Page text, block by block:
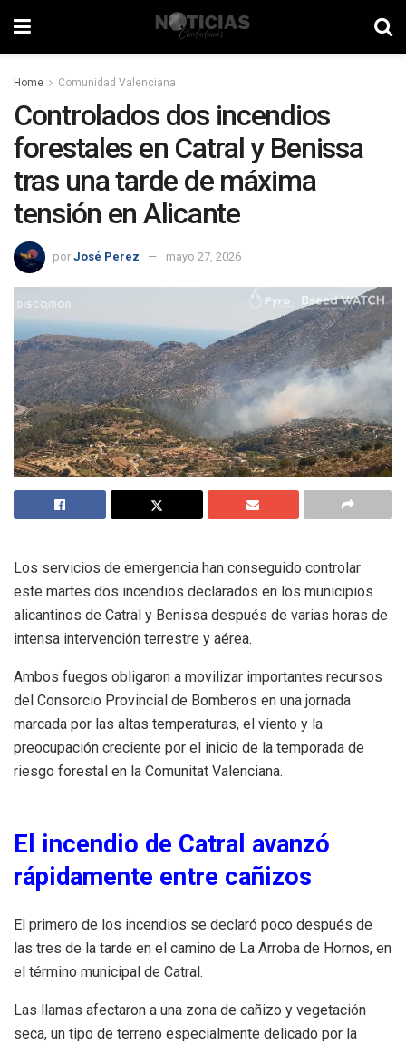
Home Comunidad Valenciana
Controlados dos incendios
forestales en Catral y Benissa
tras una tarde de máxima
tensión en Alicante
por José Perez mayo 27, 2026
Los servicios de emergencia han conseguido controlar
este martes dos incendios declarados en los municipios
alicantinos de Catral y Benissa después de varias horas de
intensa intervención terrestre y aérea.
Ambos fuegos obligaron a movilizar importantes recursos
del Consorcio Provincial de Bomberos en una jornada
marcada por las altas temperaturas, el viento y la
preocupación creciente por el inicio de la temporada de
riesgo forestal en la Comunitat Valenciana.
El incendio de Catral avanzó
rápidamente entre cañizos
El primero de los incendios se declaró poco después de
las tres de la tarde en el camino de La Arroba de Hornos, en
el término municipal de Catral.
Las llamas afectaron a una zona de cañizo y vegetación
seca, un tipo de terreno especialmente delicado por la